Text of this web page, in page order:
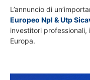
L’annuncio di
Europeo Npl & Utp
investitori
Europa.